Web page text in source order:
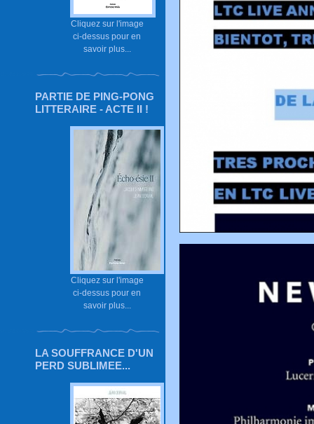
Cliquez sur l'image
ci-dessus pour en
savoir plus...
PARTIE DE PING-PONG
LITTERAIRE - ACTE II !
Cliquez sur l'image
ci-dessus pour en
savoir plus...
LA SOUFFRANCE D'UN
PERD SUBLIMEE...